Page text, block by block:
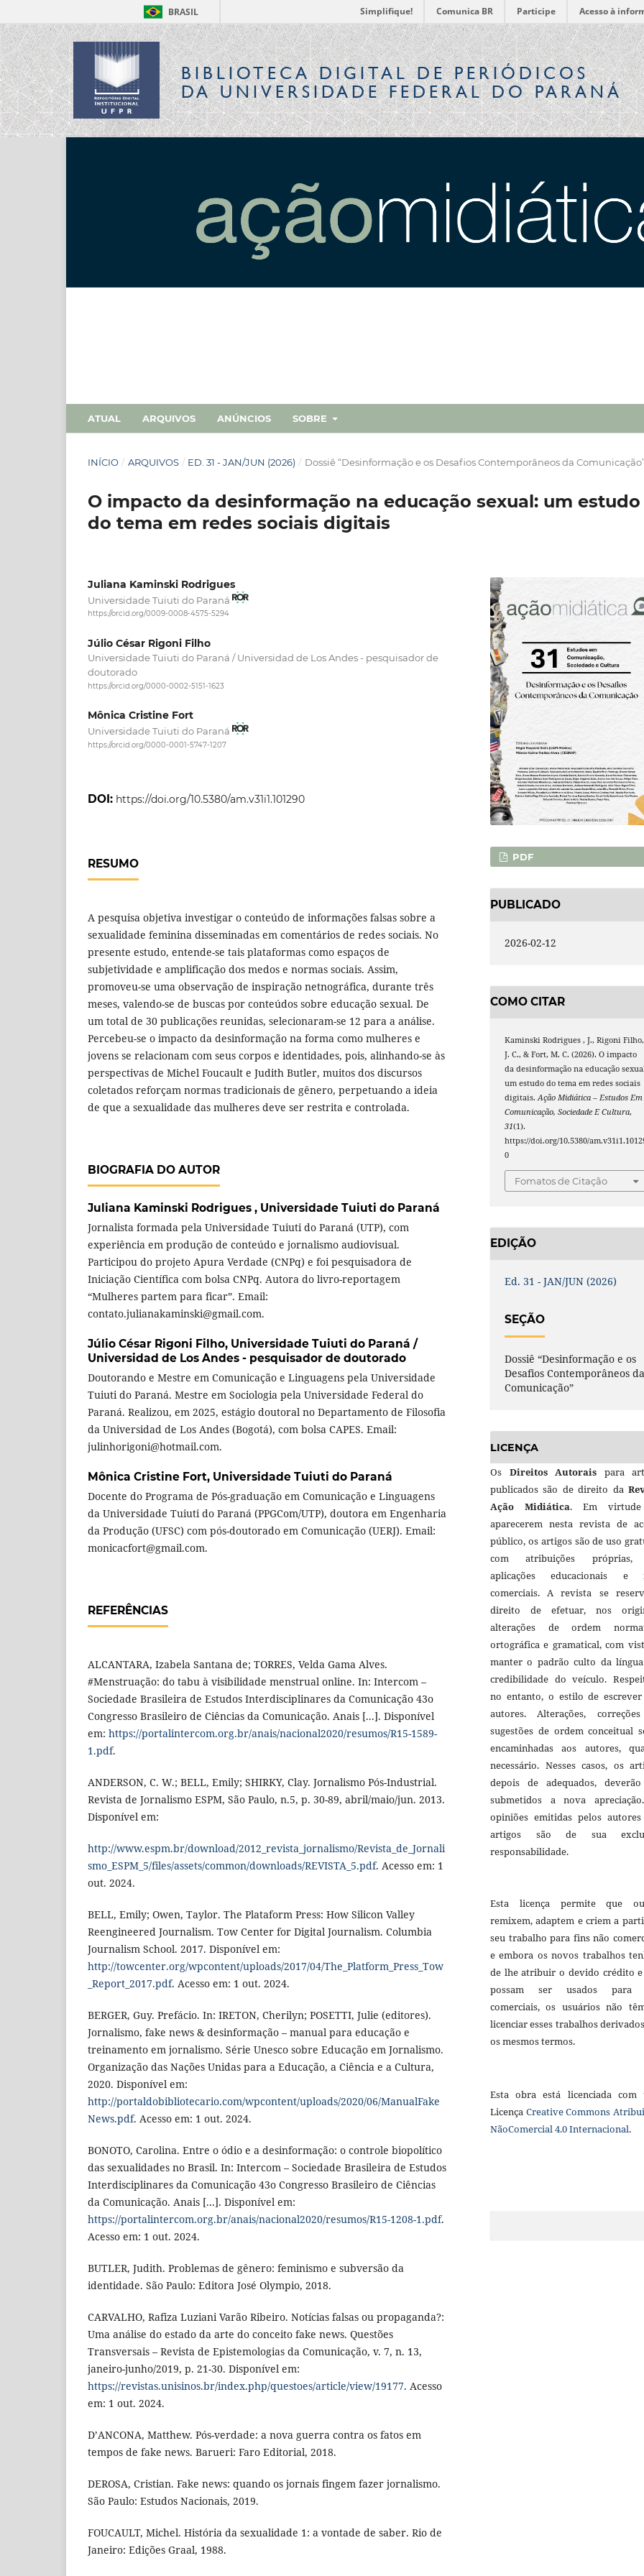
BRASIL Simplifique! Comunica BR Participe Acesso à
BIBLIOTECA DIGITALDE PERIÓDICOS
DA UNIVERSIDADE FEDERAL DO PARANÁ
ATUAL ARQUIVOS ANÚNCIOS SOBRE
INÍCIO / ARQUIVOS / ED. 31 - JAN/JUN (2026) / Dossiê “Desinformação e os Desafios Contemporâneos da
O impacto da desinformação na educação sexual: um estudo
do tema em redes sociais digitais
Juliana Kaminski Rodrigues
Universidade Tuiuti do Paraná
https://orcid.org/0009-0008-4575-5294
Júlio César Rigoni Filho
Universidade Tuiuti do Paraná / Universidad de Los Andes - pesquisador de
doutorado
https://orcid.org/0000-0002-5151-1623
Mônica Cristine Fort
Universidade Tuiuti do Paraná
https://orcid.org/0000-0001-5747-1207
DOI: https://doi.org/10.5380/am.v31i1.101290
RESUMO
A pesquisa objetiva investigar o conteúdo de informações falsas sobre a
sexualidade feminina disseminadas em comentários de redes sociais. No
presente estudo, entende-se tais plataformas como espaços de
subjetividade e amplificação dos medos e normas sociais. Assim,
promoveu-se uma observação de inspiração netnográfica, durante três
meses, valendo-se de buscas por conteúdos sobre educação sexual. De
um total de 30 publicações reunidas, selecionaram-se 12 para a análise.
Percebeu-se o impacto da desinformação na forma como mulheres e
jovens se relacionam com seus corpos e identidades, pois, alinhando-se às
perspectivas de Michel Foucault e Judith Butler, muitos dos discursos
coletados reforçam normas tradicionais de gênero, perpetuando a ideia
de que a sexualidade das mulheres deve ser restrita e controlada.
BIOGRAFIA DO AUTOR
Juliana Kaminski Rodrigues , Universidade Tuiuti do Paraná
Jornalista formada pela Universidade Tuiuti do Paraná (UTP), com
experiência em produção de conteúdo e jornalismo audiovisual.
Participou do projeto Apura Verdade (CNPq) e foi pesquisadora de
Iniciação Científica com bolsa CNPq. Autora do livro-reportagem
“Mulheres partem para ficar”. Email:
contato.julianakaminski@gmail.com.
Júlio César Rigoni Filho, Universidade Tuiuti do Paraná /
Universidad de Los Andes - pesquisador de doutorado
Doutorando e Mestre em Comunicação e Linguagens pela Universidade
Tuiuti do Paraná. Mestre em Sociologia pela Universidade Federal do
Paraná. Realizou, em 2025, estágio doutoral no Departamento de Filosofia
da Universidad de Los Andes (Bogotá), com bolsa CAPES. Email:
julinhorigoni@hotmail.com.
Mônica Cristine Fort, Universidade Tuiuti do Paraná
Docente do Programa de Pós-graduação em Comunicação e Linguagens
da Universidade Tuiuti do Paraná (PPGCom/UTP), doutora em Engenharia
da Produção (UFSC) com pós-doutorado em Comunicação (UERJ). Email:
monicacfort@gmail.com.
REFERÊNCIAS
ALCANTARA, Izabela Santana de; TORRES, Velda Gama Alves.
#Menstruação: do tabu à visibilidade menstrual online. In: Intercom –
Sociedade Brasileira de Estudos Interdisciplinares da Comunicação 43o
Congresso Brasileiro de Ciências da Comunicação. Anais [...]. Disponível
em: https://portalintercom.org.br/anais/nacional2020/resumos/R15-1589-
1.pdf.
ANDERSON, C. W.; BELL, Emily; SHIRKY, Clay. Jornalismo Pós-Industrial.
Revista de Jornalismo ESPM, São Paulo, n.5, p. 30-89, abril/maio/jun. 2013.
Disponível em:
http://www.espm.br/download/2012_revista_jornalismo/Revista_de_Jornali
smo_ESPM_5/files/assets/common/downloads/REVISTA_5.pdf. Acesso em: 1
out. 2024.
BELL, Emily; Owen, Taylor. The Plataform Press: How Silicon Valley
Reengineered Journalism. Tow Center for Digital Journalism. Columbia
Journalism School. 2017. Disponível em:
http://towcenter.org/wpcontent/uploads/2017/04/The_Platform_Press_Tow
_Report_2017.pdf. Acesso em: 1 out. 2024.
BERGER, Guy. Prefácio. In: IRETON, Cherilyn; POSETTI, Julie (editores).
Jornalismo, fake news & desinformação – manual para educação e
treinamento em jornalismo. Série Unesco sobre Educação em Jornalismo.
Organização das Nações Unidas para a Educação, a Ciência e a Cultura,
2020. Disponível em:
http://portaldobibliotecario.com/wpcontent/uploads/2020/06/ManualFake
News.pdf. Acesso em: 1 out. 2024.
BONOTO, Carolina. Entre o ódio e a desinformação: o controle biopolítico
das sexualidades no Brasil. In: Intercom – Sociedade Brasileira de Estudos
Interdisciplinares da Comunicação 43o Congresso Brasileiro de Ciências
da Comunicação. Anais [...]. Disponível em:
https://portalintercom.org.br/anais/nacional2020/resumos/R15-1208-1.pdf.
Acesso em: 1 out. 2024.
BUTLER, Judith. Problemas de gênero: feminismo e subversão da
identidade. São Paulo: Editora José Olympio, 2018.
CARVALHO, Rafiza Luziani Varão Ribeiro. Notícias falsas ou propaganda?:
Uma análise do estado da arte do conceito fake news. Questões
Transversais – Revista de Epistemologias da Comunicação, v. 7, n. 13,
janeiro-junho/2019, p. 21-30. Disponível em:
https://revistas.unisinos.br/index.php/questoes/article/view/19177. Acesso
em: 1 out. 2024.
D’ANCONA, Matthew. Pós-verdade: a nova guerra contra os fatos em
tempos de fake news. Barueri: Faro Editorial, 2018.
DEROSA, Cristian. Fake news: quando os jornais fingem fazer jornalismo.
São Paulo: Estudos Nacionais, 2019.
FOUCAULT, Michel. História da sexualidade 1: a vontade de saber. Rio de
Janeiro: Edições Graal, 1988.
PDF
PUBLICADO
2026-02-12
COMO CITAR
Kaminski Rodrigues , J., Rigoni Filho,
J. C., & Fort, M. C. (2026). O impacto
da desinformação na educação
um estudo do tema em redes sociais
digitais.Ação Midiática – Estudos Em
Comunicação, Sociedade E Cultura,
31(1).
https://doi.org/10.5380/
0
Fomatos de Citação
EDIÇÃO
Ed. 31 - JAN/JUN (2026)
SEÇÃO
Dossiê “Desinformação e os
Desafios Contemporâneos da
Comunicação”
LICENÇA
Os Direitos Autorais para
publicados são de direito da
Ação Midiática. Em
aparecerem nesta revista de
público, os artigos são de uso
com atribuições próprias,
aplicações educacionais e
comerciais. A revista se
direito de efetuar, nos
alterações de ordem
ortográfica e gramatical, com
manter o padrão culto da
credibilidade do veículo.
no entanto, o estilo de
autores. Alterações,
sugestões de ordem conceitual
encaminhadas aos autores,
necessário. Nesses casos, os
depois de adequados,
submetidos a nova
opiniões emitidas pelos
artigos são de sua
responsabilidade.
Esta licença permite que
remixem, adaptem e criem a
seu trabalho para fins não
e embora os novos trabalhos
de lhe atribuir o devido crédito e
possam ser usados para
comerciais, os usuários não
licenciar esses trabalhos
os mesmos termos.
Esta obra está licenciada com
Licença Creative Commons
NãoComercial 4.0 Internacional.